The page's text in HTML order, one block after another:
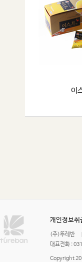
이
개인정보취
(주)뚜레반
대표전화 :
Copyright